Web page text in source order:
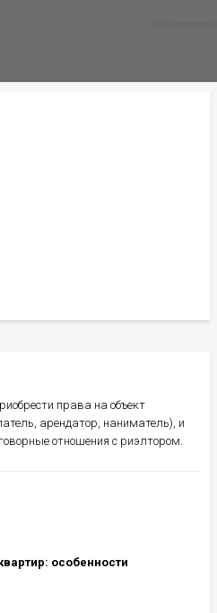
права на объект
арендатор, наниматель), и
отношения с риэлтором.
особенности